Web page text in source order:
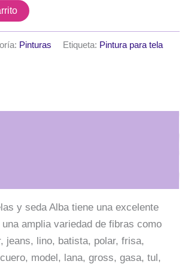
Pinturas Etiqueta: Pintura para tela
y seda Alba tiene una excelente
amplia variedad de fibras como
jeans, lino, batista, polar, frisa,
model, lana, gross, gasa, tul,